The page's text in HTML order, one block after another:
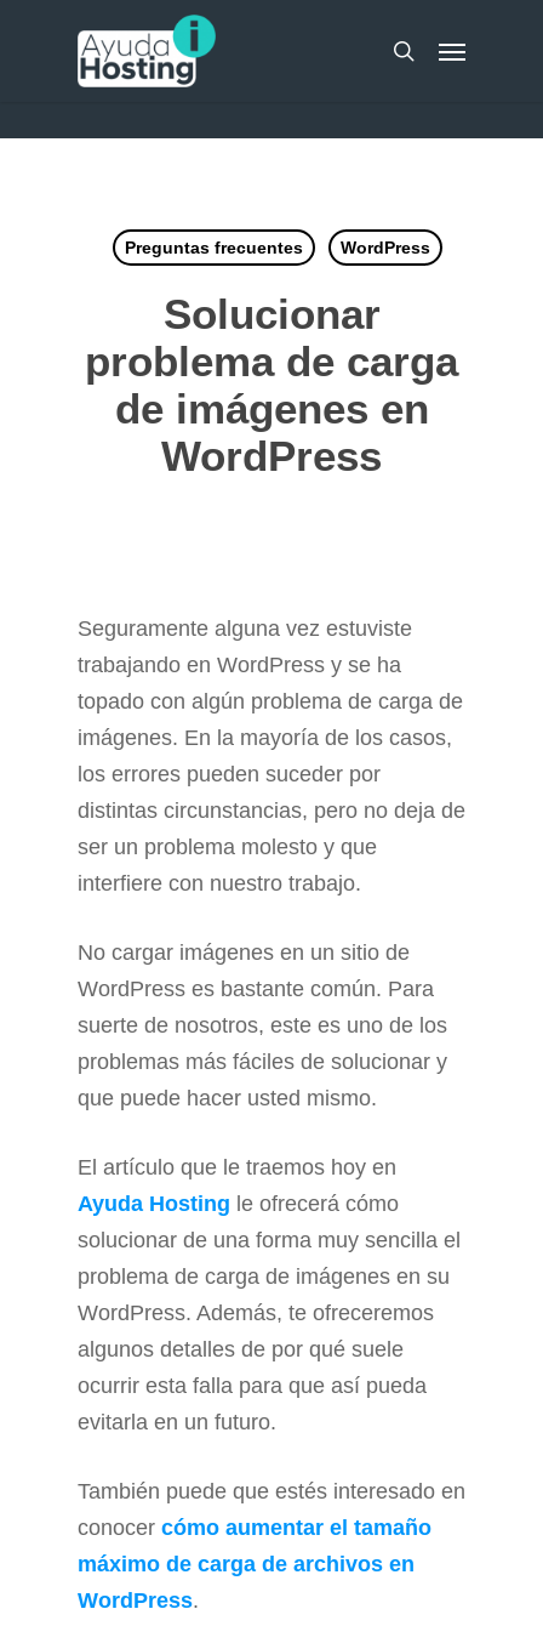
search
Menu
Preguntas frecuentes WordPress
Solucionar
problema de carga
de imágenes en
WordPress
Seguramente alguna vez estuviste
trabajando en WordPress y se ha
topado con algún problema de carga de
imágenes. En la mayoría de los casos,
los errores pueden suceder por
distintas circunstancias, pero no deja de
ser un problema molesto y que
interfiere con nuestro trabajo.
No cargar imágenes en un sitio de
WordPress es bastante común. Para
suerte de nosotros, este es uno de los
problemas más fáciles de solucionar y
que puede hacer usted mismo.
El artículo que le traemos hoy en
Ayuda Hosting le ofrecerá cómo
solucionar de una forma muy sencilla el
problema de carga de imágenes en su
WordPress. Además, te ofreceremos
algunos detalles de por qué suele
ocurrir esta falla para que así pueda
evitarla en un futuro.
También puede que estés interesado en
conocer cómo aumentar el tamaño
máximo de carga de archivos en
WordPress.